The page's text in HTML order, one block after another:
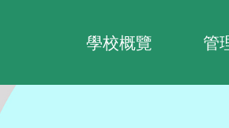
navigation
學校概覽 管